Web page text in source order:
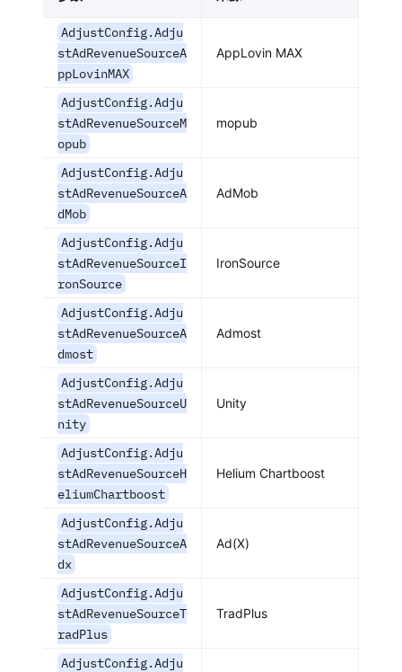
AdjustConfig.Adju
stAdRevenueSourceA
ppLovinMAX
AppLovin MAX
AdjustConfig.Adju
stAdRevenueSourceM
opub
mopub
AdjustConfig.Adju
stAdRevenueSourceA
dMob
AdMob
AdjustConfig.Adju
stAdRevenueSourceI
ronSource
IronSource
AdjustConfig.Adju
stAdRevenueSourceA
dmost
Admost
AdjustConfig.Adju
stAdRevenueSourceU
nity
Unity
AdjustConfig.Adju
stAdRevenueSourceH
eliumChartboost
Helium Chartboost
AdjustConfig.Adju
stAdRevenueSourceA
dx
Ad(X)
AdjustConfig.Adju
stAdRevenueSourceT
radPlus
TradPlus
AdjustConfig.Adju